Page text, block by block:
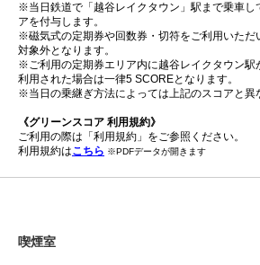
※当日鉄道で「越谷レイクタウン」駅まで乗車し
アを付与します。
※磁気式の定期券や回数券・切符をご利用いただ
対象外となります。
※ご利用の定期券エリア内に越谷レイクタウン駅
利用された場合は一律5 SCOREとなります。
※当日の乗継ぎ方法によっては上記のスコアと異
《グリーンスコア 利用規約》
ご利用の際は「利用規約」をご参照ください。
利用規約はこちら ※PDFデータが開きます
喫煙室